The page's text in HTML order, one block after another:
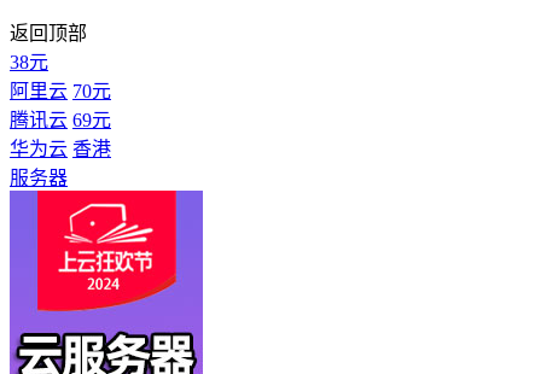
返回顶部
38元
阿里云 70元
腾讯云 69元
华为云 香港
服务器